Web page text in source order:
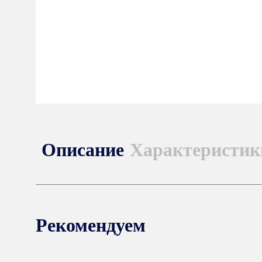
Описание
Рекомендуем